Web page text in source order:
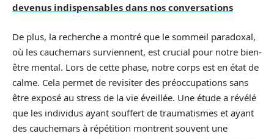
devenus indispensables dans nos conversations
De plus, la recherche a montré que le sommeil paradoxal,
où les cauchemars surviennent, est crucial pour notre bien-
être mental. Lors de cette phase, notre corps est en état de
calme. Cela permet de revisiter des préoccupations sans
être exposé au stress de la vie éveillée. Une étude a révélé
que les individus ayant souffert de traumatismes et ayant
des cauchemars à répétition montrent souvent une